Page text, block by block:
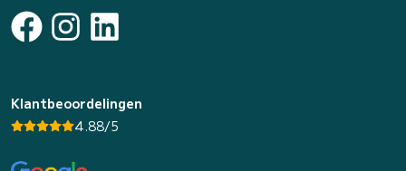
Klantbeoordelingen
4.88/5